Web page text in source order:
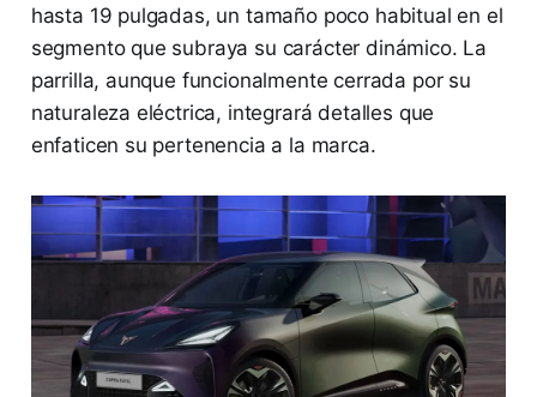
hasta 19 pulgadas, un tamaño poco habitual en el
segmento que subraya su carácter dinámico. La
parrilla, aunque funcionalmente cerrada por su
naturaleza eléctrica, integrará detalles que
enfaticen su pertenencia a la marca.